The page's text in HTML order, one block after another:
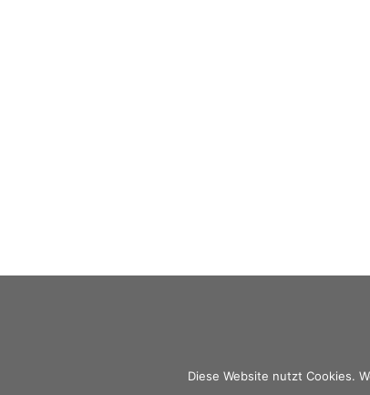
Diese Website nutzt Cookies.